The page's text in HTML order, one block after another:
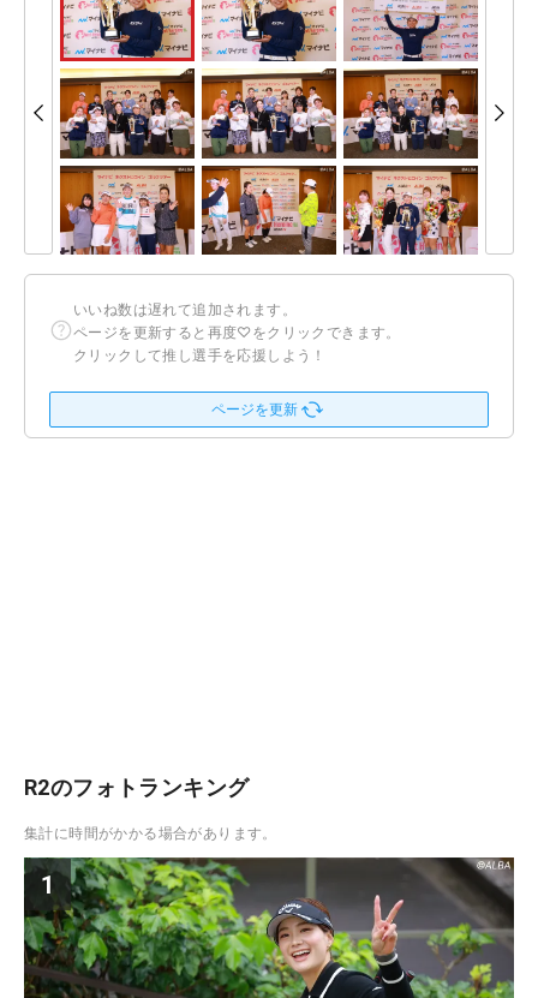
いいね数は遅れて追加されます。
ページを更新すると再度♡をクリックできます。
クリックして推し選手を応援しよう！
ページを更新
R2のフォトランキング
集計に時間がかかる場合があります。
1